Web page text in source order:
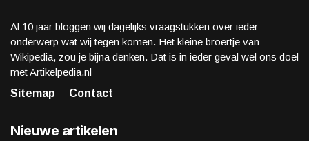
Al 10 jaar bloggen wij dagelijks vraagstukken over ieder
onderwerp wat wij tegen komen. Het kleine broertje van
Wikipedia, zou je bijna denken. Dat is in ieder geval wel ons doel
met Artikelpedia.nl
Sitemap
Contact
Nieuwe artikelen